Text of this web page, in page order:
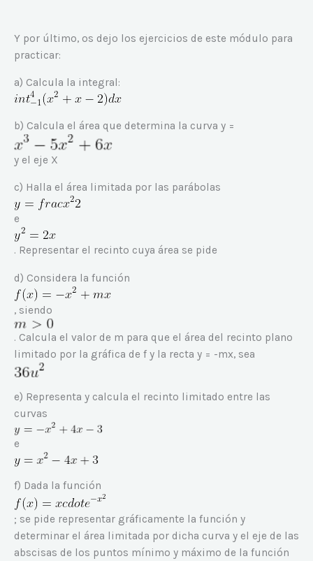
Y por último, os dejo los ejercicios de este módulo para
practicar:
a) Calcula la integral:
b) Calcula el área que determina la curva y =
y el eje X
c) Halla el área limitada por las parábolas
e
. Representar el recinto cuya área se pide
d) Considera la función
, siendo
. Calcula el valor de m para que el área del recinto plano
limitado por la gráfica de f y la recta y = -mx, sea
e) Representa y calcula el recinto limitado entre las
curvas
e
f) Dada la función
; se pide representar gráficamente la función y
determinar el área limitada por dicha curva y el eje de las
abscisas de los puntos mínimo y máximo de la función